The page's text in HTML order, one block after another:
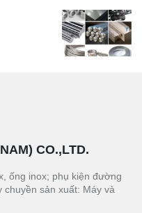
CO.,LTD.
ống inox; phụ kiện đường
chuyền sản xuất: Máy và